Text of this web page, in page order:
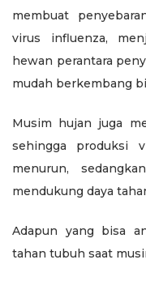
membuat
virus influenza,
hewan perantara
mudah berkembang
Musim hujan juga
sehingga produksi
menurun,
mendukung daya
Adapun yang bisa
tahan tubuh saat